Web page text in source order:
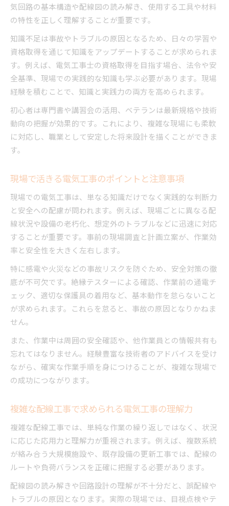
電気工事の複雑性に負けない実践的な技術習得
法
失敗しない電気工事の作業手順と工夫のコツ
複雑な電気工事を効率化するための工夫例
現場で役立つ電気工事の判断力の養い方
最新の電気工事技術を現場で活かす実践術
安全を重視した電気工事技術の磨き方
電気工事の安全対策を徹底するための技術習得
複雑な電気工事現場での事故防止の工夫
安全管理と電気工事の実践力向上の関係性
リスクを最小限に抑える電気工事の安全技術
電気工事で複雑な配線図を読み解くコツ
複雑性の高い電気工事を整理する思考法とは
現場で役立つ配線理解力を高める方法
電気工事士が実践する配線トラブル回避術
配線ミスを防ぐための電気工事の考え方
電気工事士が直面する課題と成長の道
電気工事士が抱える複雑性の課題と解決策
現場で成長するための電気工事の心得とは
電気工事士が活躍し続けるための課題対応法
資格取得後の電気工事で直面する壁を乗り越え
る
気回路の基本構造や配線図の読み解き、使用する工具や材料
の特性を正しく理解することが重要です。
知識不足は事故やトラブルの原因となるため、日々の学習や
資格取得を通じて知識をアップデートすることが求められま
す。例えば、電気工事士の資格取得を目指す場合、法令や安
全基準、現場での実践的な知識も学ぶ必要があります。現場
経験を積むことで、知識と実践力の両方を高められます。
初心者は専門書や講習会の活用、ベテランは最新規格や技術
動向の把握が効果的です。これにより、複雑な現場にも柔軟
に対応し、職業として安定した将来設計を描くことができま
す。
現場で活きる電気工事のポイントと注意事項
現場での電気工事は、単なる知識だけでなく実践的な判断力
と安全への配慮が問われます。例えば、現場ごとに異なる配
線状況や設備の老朽化、想定外のトラブルなどに迅速に対応
することが重要です。事前の現場調査と計画立案が、作業効
率と安全性を大きく左右します。
特に感電や火災などの事故リスクを防ぐため、安全対策の徹
底が不可欠です。絶縁テスターによる確認、作業前の通電チ
ェック、適切な保護具の着用など、基本動作を怠らないこと
が求められます。これらを怠ると、事故の原因となりかねま
せん。
また、作業中は周囲の安全確認や、他作業員との情報共有も
忘れてはなりません。経験豊富な技術者のアドバイスを受け
ながら、確実な作業手順を身につけることが、複雑な現場で
の成功につながります。
複雑な配線工事で求められる電気工事の理解力
複雑な配線工事では、単純な作業の繰り返しではなく、状況
に応じた応用力と理解力が重視されます。例えば、複数系統
が絡み合う大規模施設や、既存設備の更新工事では、配線の
ルートや負荷バランスを正確に把握する必要があります。
配線図の読み解きや回路設計の理解が不十分だと、誤配線や
トラブルの原因となります。実際の現場では、目視点検やテ